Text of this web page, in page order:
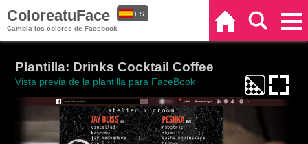
ColoreatuFace
Cambia los colores de Facebook
ES
Plantilla: Drinks Cocktail Coffee
Vista previa de la plantilla para FaceBook